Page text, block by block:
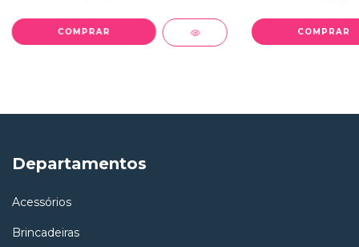
Departamentos
Acessórios
Brincadeiras